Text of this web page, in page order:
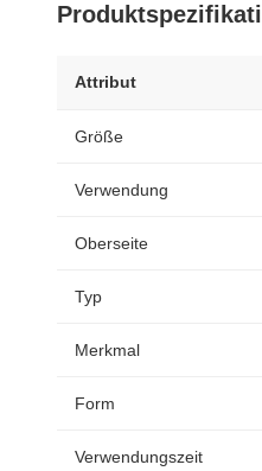
Attribut
Größe
Verwendung
Oberseite
Typ
Merkmal
Form
Verwendungszeit